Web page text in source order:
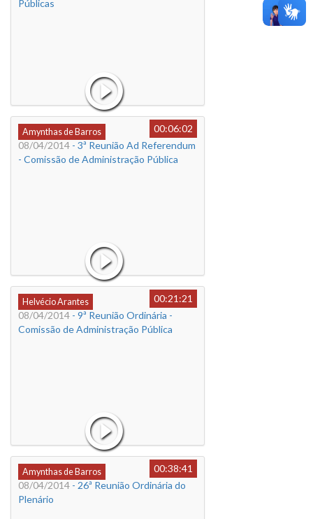
Públicas
Amynthas de Barros
00:06:02
08/04/2014 - 3ª Reunião Ad Referendum
- Comissão de Administração Pública
Helvécio Arantes
00:21:21
08/04/2014 - 9ª Reunião Ordinária -
Comissão de Administração Pública
Amynthas de Barros
00:38:41
08/04/2014 - 26ª Reunião Ordinária do
Plenário